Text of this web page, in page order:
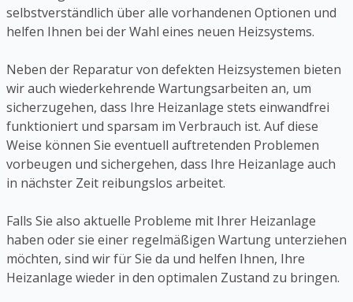
selbstverständlich über alle vorhandenen Optionen und
helfen Ihnen bei der Wahl eines neuen Heizsystems.
Neben der Reparatur von defekten Heizsystemen bieten
wir auch wiederkehrende Wartungsarbeiten an, um
sicherzugehen, dass Ihre Heizanlage stets einwandfrei
funktioniert und sparsam im Verbrauch ist. Auf diese
Weise können Sie eventuell auftretenden Problemen
vorbeugen und sichergehen, dass Ihre Heizanlage auch
in nächster Zeit reibungslos arbeitet.
Falls Sie also aktuelle Probleme mit Ihrer Heizanlage
haben oder sie einer regelmäßigen Wartung unterziehen
möchten, sind wir für Sie da und helfen Ihnen, Ihre
Heizanlage wieder in den optimalen Zustand zu bringen.